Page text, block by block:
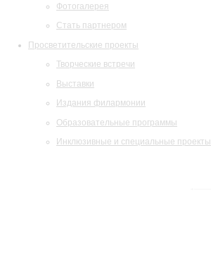
Фотогалерея
Стать партнером
Просветительские проекты
Творческие встречи
Выставки
Издания филармонии
Образовательные программы
Инклюзивные и специальные проекты